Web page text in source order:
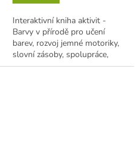
Interaktivní kniha aktivit -
Barvy v přírodě pro učení
barev, rozvoj jemné motoriky,
slovní zásoby, spolupráce,
postřehu, paměti a logického...